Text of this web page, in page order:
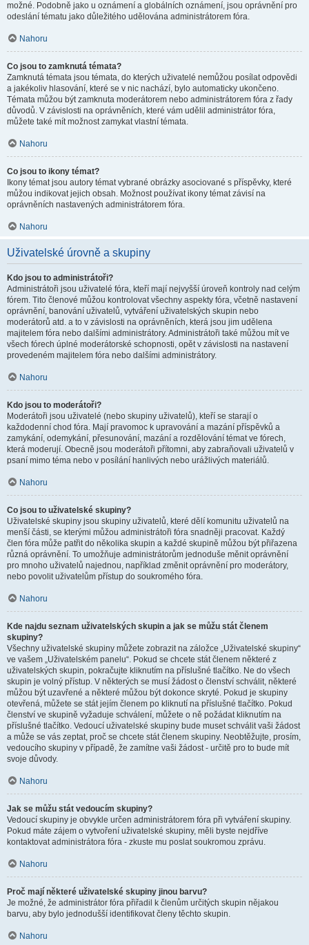
možné. Podobně jako u oznámení a globálních oznámení, jsou oprávnění pro
odeslání tématu jako důležitého udělována administrátorem fóra.
Nahoru
Co jsou to zamknutá témata?
Zamknutá témata jsou témata, do kterých uživatelé nemůžou posílat odpovědi
a jakékoliv hlasování, které se v nic nachází, bylo automaticky ukončeno.
Témata můžou být zamknuta moderátorem nebo administrátorem fóra z řady
důvodů. V závislosti na oprávněních, které vám udělil administrátor fóra,
můžete také mít možnost zamykat vlastní témata.
Nahoru
Co jsou to ikony témat?
Ikony témat jsou autory témat vybrané obrázky asociované s příspěvky, které
můžou indikovat jejich obsah. Možnost používat ikony témat závisí na
oprávněních nastavených administrátorem fóra.
Nahoru
Uživatelské úrovně a skupiny
Kdo jsou to administrátoři?
Administrátoři jsou uživatelé fóra, kteří mají nejvyšší úroveň kontroly nad celým
fórem. Tito členové můžou kontrolovat všechny aspekty fóra, včetně nastavení
oprávnění, banování uživatelů, vytváření uživatelských skupin nebo
moderátorů atd. a to v závislosti na oprávněních, která jsou jim udělena
majitelem fóra nebo dalšími administrátory. Administrátoři také můžou mít ve
všech fórech úplné moderátorské schopnosti, opět v závislosti na nastavení
provedeném majitelem fóra nebo dalšími administrátory.
Nahoru
Kdo jsou to moderátoři?
Moderátoři jsou uživatelé (nebo skupiny uživatelů), kteří se starají o
každodenní chod fóra. Mají pravomoc k upravování a mazání příspěvků a
zamykání, odemykání, přesunování, mazání a rozdělování témat ve fórech,
která moderují. Obecně jsou moderátoři přítomni, aby zabraňovali uživatelů v
psaní mimo téma nebo v posílání hanlivých nebo urážlivých materiálů.
Nahoru
Co jsou to uživatelské skupiny?
Uživatelské skupiny jsou skupiny uživatelů, které dělí komunitu uživatelů na
menší části, se kterými můžou administrátoři fóra snadněji pracovat. Každý
člen fóra může patřit do několika skupin a každé skupině můžou být přiřazena
různá oprávnění. To umožňuje administrátorům jednoduše měnit oprávnění
pro mnoho uživatelů najednou, například změnit oprávnění pro moderátory,
nebo povolit uživatelům přístup do soukromého fóra.
Nahoru
Kde najdu seznam uživatelských skupin a jak se můžu stát členem
skupiny?
Všechny uživatelské skupiny můžete zobrazit na záložce „Uživatelské skupiny“
ve vašem „Uživatelském panelu“. Pokud se chcete stát členem některé z
uživatelských skupin, pokračujte kliknutím na příslušné tlačítko. Ne do všech
skupin je volný přístup. V některých se musí žádost o členství schválit, některé
můžou být uzavřené a některé můžou být dokonce skryté. Pokud je skupiny
otevřená, můžete se stát jejím členem po kliknutí na příslušné tlačítko. Pokud
členství ve skupině vyžaduje schválení, můžete o ně požádat kliknutím na
příslušné tlačítko. Vedoucí uživatelské skupiny bude muset schválit vaši žádost
a může se vás zeptat, proč se chcete stát členem skupiny. Neobtěžujte, prosím,
vedoucího skupiny v případě, že zamítne vaši žádost - určitě pro to bude mít
svoje důvody.
Nahoru
Jak se můžu stát vedoucím skupiny?
Vedoucí skupiny je obvykle určen administrátorem fóra při vytváření skupiny.
Pokud máte zájem o vytvoření uživatelské skupiny, měli byste nejdříve
kontaktovat administrátora fóra - zkuste mu poslat soukromou zprávu.
Nahoru
Proč mají některé uživatelské skupiny jinou barvu?
Je možné, že administrátor fóra přiřadil k členům určitých skupin nějakou
barvu, aby bylo jednodušší identifikovat členy těchto skupin.
Nahoru